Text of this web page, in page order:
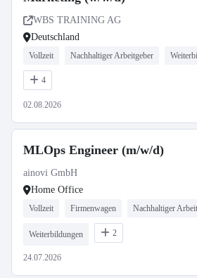
WBS TRAINING AG
Deutschland
Vollzeit Nachhaltiger Arbeitgeber
4
02.08.2026
MLOps Engineer (m/w/d)
ainovi GmbH
Home Office
Vollzeit Firmenwagen Nachhaltiger
Weiterbildungen 2
24.07.2026